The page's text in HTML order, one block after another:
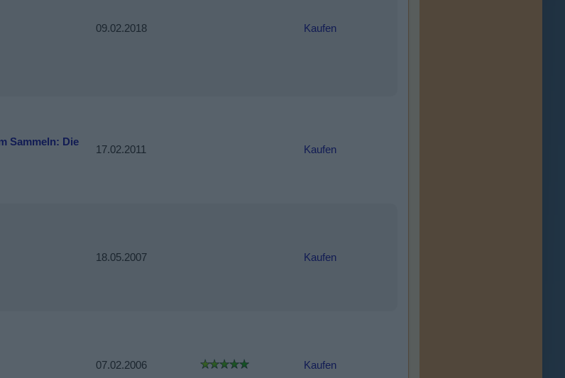
09.02.2018 Kaufen
Sammeln: Die
17.02.2011 Kaufen
18.05.2007 Kaufen
07.02.2006 Kaufen